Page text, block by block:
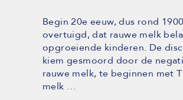
Begin 20e eeuw, dus rond
overtuigd, dat rauwe melk
opgroeiende kinderen. De
kiem gesmoord door de
rauwe melk, te beginnen met
melk …